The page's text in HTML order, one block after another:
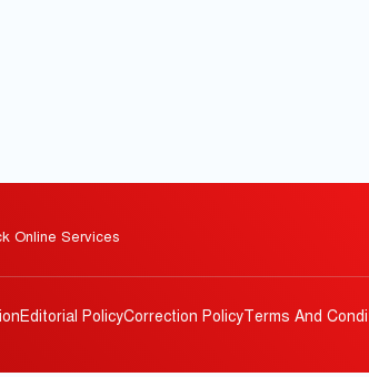
Online Services
Editorial PolicyCorrection PolicyTerms And